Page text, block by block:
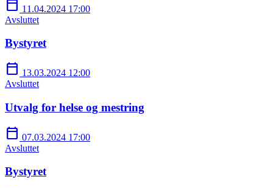
calendar_today 11.04.2024 17:00
Avsluttet
Bystyret
calendar_today 13.03.2024 12:00
Avsluttet
Utvalg for helse og mestring
calendar_today 07.03.2024 17:00
Avsluttet
Bystyret